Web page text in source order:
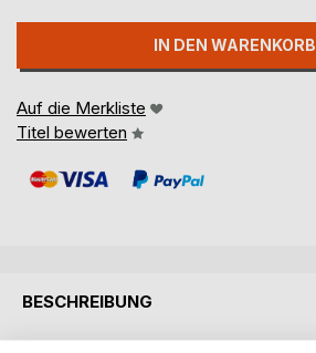
IN DEN WARENKORB
Auf die Merkliste
Titel bewerten
BESCHREIBUNG